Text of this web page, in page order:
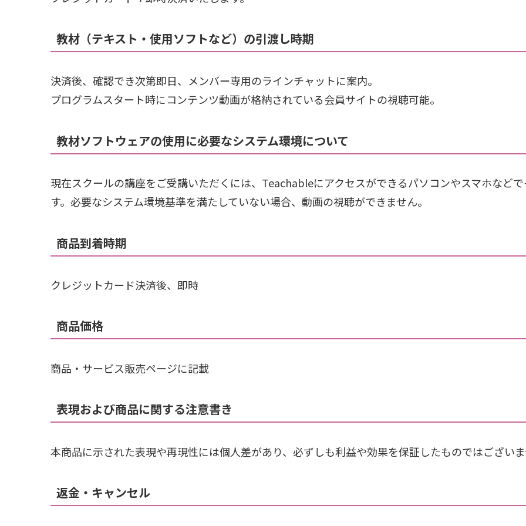
教材（テキスト・使用ソフトなど）の引渡し時期
決済後、確認でき次第即日、メンバー専用のラインチャットに案内。
プログラムスタート時にコンテンツ動画が格納されている会員サイトの視聴可能。
教材ソフトウェアの使用に必要なシステム環境について
現在スクールの講座をご受講いただくには、Teachableにアクセスができるパソコンやスマホなど
す。必要なシステム環境基準を満たしていない場合、動画の視聴ができません。
商品到着時期
クレジットカード決済後、即時
商品価格
商品・サービス販売ページに記載
表現および商品に関する注意書き
本商品に示された表現や再現性には個人差があり、必ずしも利益や効果を保証したものではござい
返金・キャンセル